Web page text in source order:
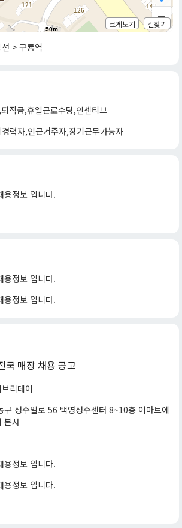
50m
크게보기 길찾기
> 구룡역
직금,휴일근로수당,인센티브
력자,인근거주자,장기근무가능자
용정보 입니다.
용정보 입니다.
용정보 입니다.
국 매장 채용 공고
리데이
구 성수일로 56 백영성수센터 8~10층 이마트에
본사
용정보 입니다.
용정보 입니다.